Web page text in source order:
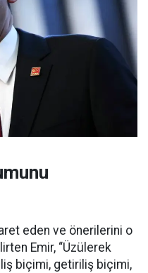
eden ve önerilerini o
Emir, “Üzülerek
biçimi, getiriliş biçimi,